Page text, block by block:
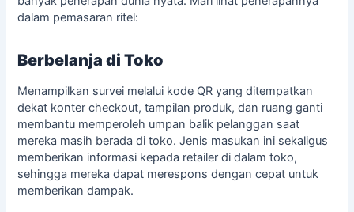
dalam pemasaran ritel:
Berbelanja di Toko
Menampilkan survei melalui kode QR yang ditempatkan
dekat konter checkout, tampilan produk, dan ruang ganti
membantu memperoleh umpan balik pelanggan saat
mereka masih berada di toko. Jenis masukan ini sekaligus
memberikan informasi kepada retailer di dalam toko,
sehingga mereka dapat merespons dengan cepat untuk
memberikan dampak.